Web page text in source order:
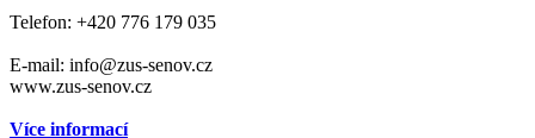
Telefon: +420 776 179 035
E-mail: info@zus-senov.cz
www.zus-senov.cz
Více informací